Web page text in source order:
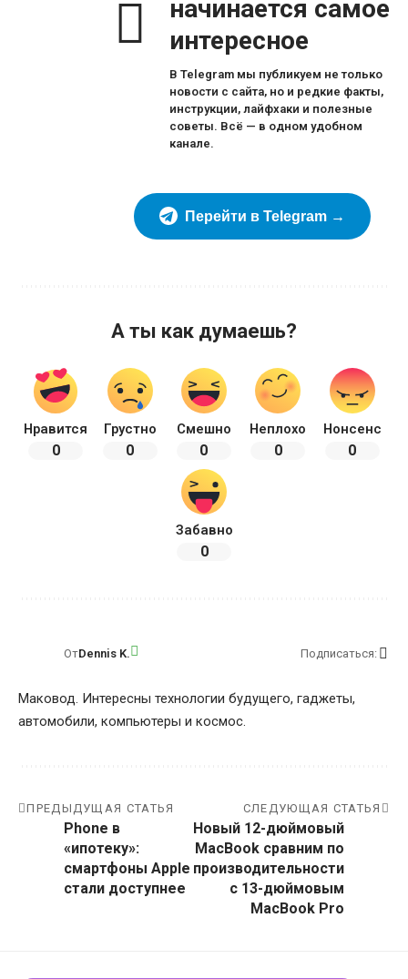
начинается самое
интересное
В Telegram мы публикуем не только
новости с сайта, но и редкие факты,
инструкции, лайфхаки и полезные
советы. Всё — в одном удобном
канале.
Перейти в Telegram →
А ты как думаешь?
Нравится
0
Грустно
0
Смешно
0
Неплохо
0
Нонсенс
0
Забавно
0
ОтDennis K. Подписаться:
Маковод. Интересны технологии будущего, гаджеты,
автомобили, компьютеры и космос.
ПРЕДЫДУЩАЯ СТАТЬЯ
Phone в
«ипотеку»:
смартфоны Apple
стали доступнее
СЛЕДУЮЩАЯ СТАТЬЯ
Новый 12-дюймовый
MacBook сравним по
производительности
с 13-дюймовым
MacBook Pro